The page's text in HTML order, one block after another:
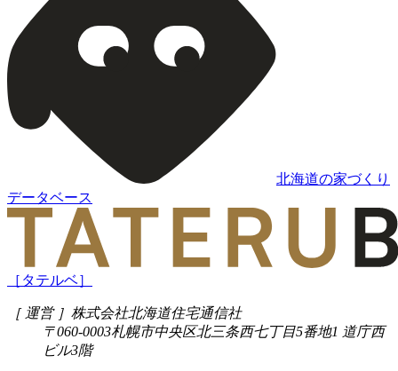
北海道の家づくり
データベース
［タテルベ］
［ 運営 ］ 株式会社北海道住宅通信社
〒060-0003札幌市中央区北三条西七丁目5番地1 道庁西
ビル3階